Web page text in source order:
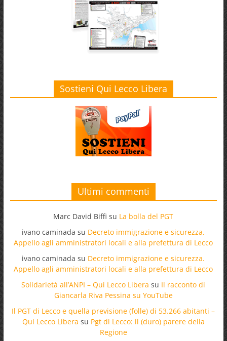
Sostieni Qui Lecco Libera
Ultimi commenti
Marc David Biffi su La bolla del PGT
ivano caminada su Decreto immigrazione e sicurezza.
Appello agli amministratori locali e alla prefettura di Lecco
ivano caminada su Decreto immigrazione e sicurezza.
Appello agli amministratori locali e alla prefettura di Lecco
Solidarietà all’ANPI – Qui Lecco Libera su Il racconto di
Giancarla Riva Pessina su YouTube
Il PGT di Lecco e quella previsione (folle) di 53.266 abitanti –
Qui Lecco Libera su Pgt di Lecco: il (duro) parere della
Regione